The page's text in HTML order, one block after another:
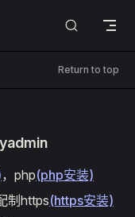
Return to top
，php(php安装)
制https(https安装)